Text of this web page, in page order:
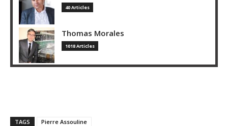
40 Articles
Thomas Morales
1018 Articles
TAGS Pierre Assouline